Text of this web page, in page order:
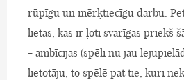
rūpīgu un mērķtiecīgu darbu.
lietas, kas ir ļoti svarīgas priekš
- ambīcijas (spēli nu jau
lietotāju, to spēlē pat tie, kuri